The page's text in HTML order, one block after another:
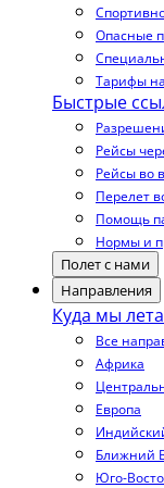
Опасные
Тарифы
Быстрые
Рейсы
Рейсы во
Перелет
Помощь
Нормы и
Полет с нами
Направления
Куда мы
Все
Африка
Европа
Ближний
Юго-